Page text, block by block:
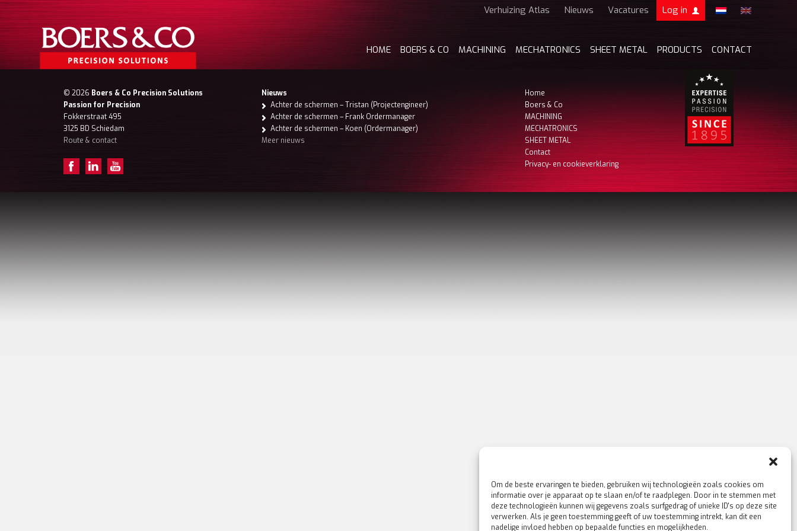
Om de beste ervaringen te bieden, gebruiken wij technologieën zoals cookies om
informatie over je apparaat op te slaan en/of te raadplegen. Door in te stemmen met
deze technologieën kunnen wij gegevens zoals surfgedrag of unieke ID's op deze site
verwerken. Als je geen toestemming geeft of uw toestemming intrekt, kan dit een
nadelige invloed hebben op bepaalde functies en mogelijkheden.
Verhuizing Atlas Nieuws Vacatures
Log in
Boers HR
HOME BOERS & CO MACHINING MECHATRONICS SHEET METAL PRODUCTS CONTACT
© 2026 Boers & Co Precision Solutions
Passion for Precision
Fokkerstraat 495
3125 BD Schiedam
Route & contact
Nieuws
Achter de schermen – Tristan (Projectengineer)
Achter de schermen – Frank Ordermanager
Achter de schermen – Koen (Ordermanager)
Meer nieuws
Home
Boers & Co
MACHINING
MECHATRONICS
SHEET METAL
Contact
Privacy- en cookieverklaring